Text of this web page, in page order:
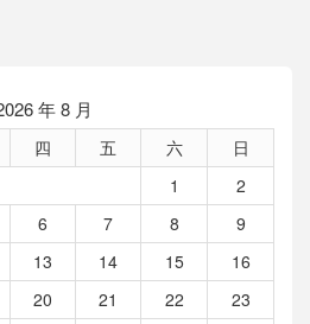
年 8 月
四 五 六
日
1
2
6 7 8
9
13 14 15
16
20 21 22
23